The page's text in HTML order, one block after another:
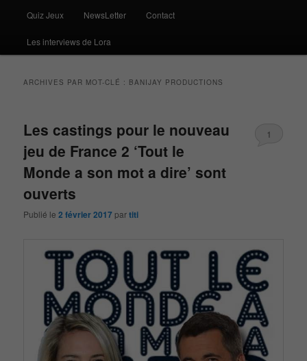
Quiz Jeux NewsLetter Contact
Les interviews de Lora
ARCHIVES PAR MOT-CLÉ : BANIJAY PRODUCTIONS
Les castings pour le nouveau
jeu de France 2 ‘Tout le
Monde a son mot a dire’ sont
ouverts
Publié le2 février 2017 partiti
1